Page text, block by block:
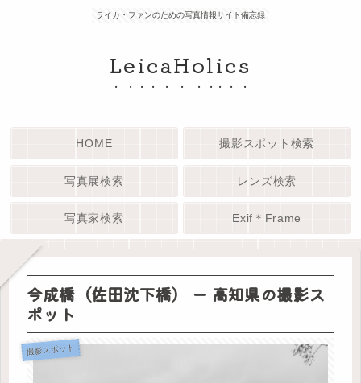
ライカ・ファンのための写真情報サイト備忘録
LeicaHolics
HOME 撮影スポット検索
写真展検索 レンズ検索
写真家検索 Exif＊Frame
今成橋（佐田沈下橋） ー 高知県の撮影ス
ポット
撮影スポット